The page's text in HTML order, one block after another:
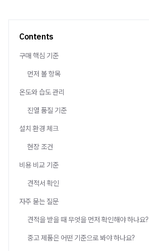
Contents
구매 핵심 기준
먼저 볼 항목
온도와 습도 관리
진열 품질 기준
설치 환경 체크
현장 조건
비용 비교 기준
견적서 확인
자주 묻는 질문
견적을 받을 때 무엇을 먼저 확인해야 하나요?
중고 제품은 어떤 기준으로 봐야 하나요?